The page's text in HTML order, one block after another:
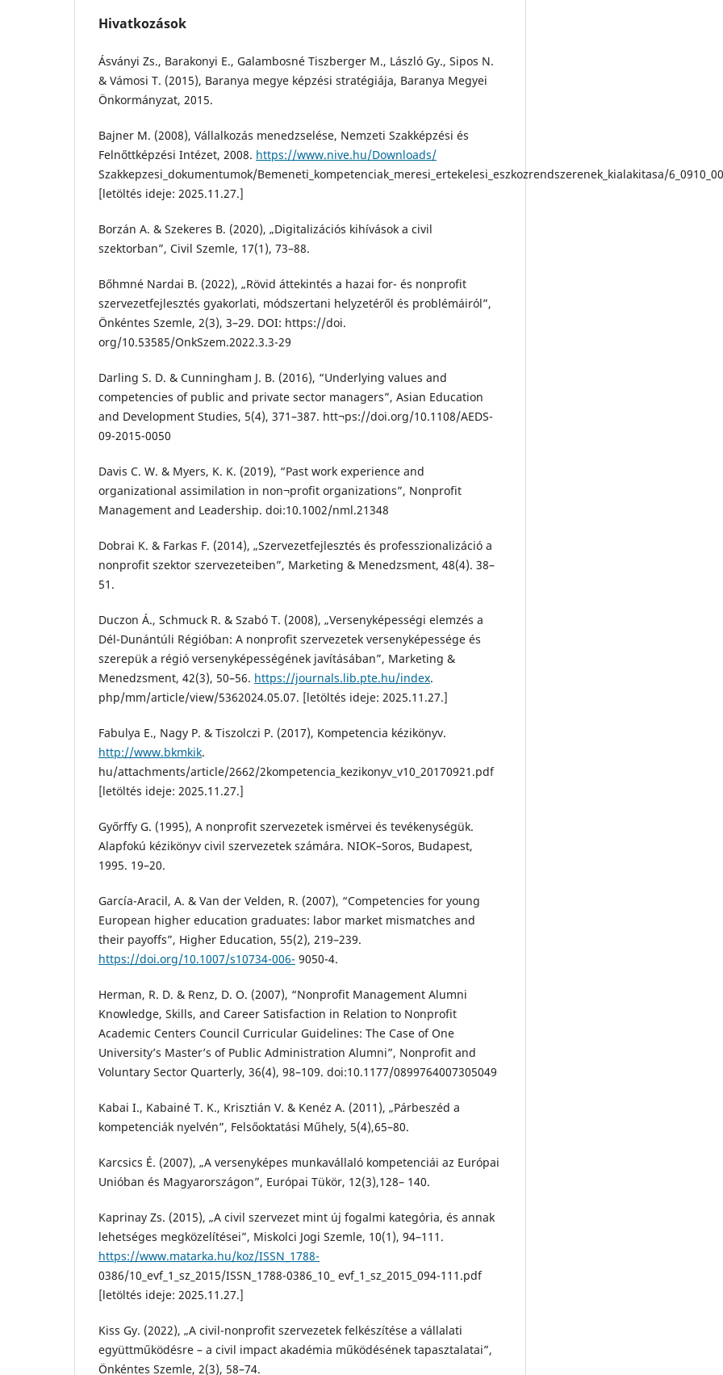
Hivatkozások
Ásványi Zs., Barakonyi E., Galambosné Tiszberger M., László Gy., Sipos N.
& Vámosi T. (2015), Baranya megye képzési stratégiája, Baranya Megyei
Önkormányzat, 2015.
Bajner M. (2008), Vállalkozás menedzselése, Nemzeti Szakképzési és
Felnőttképzési Intézet, 2008. https://www.nive.hu/Downloads/
Szakkepzesi_dokumentumok/Bemeneti_kompetenciak_meresi_ertekelesi_eszkozrendszerenek_kialakitasa/
[letöltés ideje: 2025.11.27.]
Borzán A. & Szekeres B. (2020), „Digitalizációs kihívások a civil
szektorban”, Civil Szemle, 17(1), 73–88.
Bőhmné Nardai B. (2022), „Rövid áttekintés a hazai for- és nonprofit
szervezetfejlesztés gyakorlati, módszertani helyzetéről és problémáiról”,
Önkéntes Szemle, 2(3), 3–29. DOI: https://doi.
org/10.53585/OnkSzem.2022.3.3-29
Darling S. D. & Cunningham J. B. (2016), “Underlying values and
competencies of public and private sector managers”, Asian Education
and Development Studies, 5(4), 371–387. htt¬ps://doi.org/10.1108/AEDS-
09-2015-0050
Davis C. W. & Myers, K. K. (2019), “Past work experience and
organizational assimilation in non¬profit organizations”, Nonprofit
Management and Leadership. doi:10.1002/nml.21348
Dobrai K. & Farkas F. (2014), „Szervezetfejlesztés és professzionalizáció a
nonprofit szektor szervezeteiben”, Marketing & Menedzsment, 48(4). 38–
51.
Duczon Á., Schmuck R. & Szabó T. (2008), „Versenyképességi elemzés a
Dél-Dunántúli Régióban: A nonprofit szervezetek versenyképessége és
szerepük a régió versenyképességének javításában”, Marketing &
Menedzsment, 42(3), 50–56. https://journals.lib.pte.hu/index.
php/mm/article/view/5362024.05.07. [letöltés ideje: 2025.11.27.]
Fabulya E., Nagy P. & Tiszolczi P. (2017), Kompetencia kézikönyv.
http://www.bkmkik.
hu/attachments/article/2662/2kompetencia_kezikonyv_v10_20170921.pdf
[letöltés ideje: 2025.11.27.]
Győrffy G. (1995), A nonprofit szervezetek ismérvei és tevékenységük.
Alapfokú kézikönyv civil szervezetek számára. NIOK–Soros, Budapest,
1995. 19–20.
García-Aracil, A. & Van der Velden, R. (2007), “Competencies for young
European higher education graduates: labor market mismatches and
their payoffs”, Higher Education, 55(2), 219–239.
https://doi.org/10.1007/s10734-006- 9050-4.
Herman, R. D. & Renz, D. O. (2007), “Nonprofit Management Alumni
Knowledge, Skills, and Career Satisfaction in Relation to Nonprofit
Academic Centers Council Curricular Guidelines: The Case of One
University’s Master’s of Public Administration Alumni”, Nonprofit and
Voluntary Sector Quarterly, 36(4), 98–109. doi:10.1177/0899764007305049
Kabai I., Kabainé T. K., Krisztián V. & Kenéz A. (2011), „Párbeszéd a
kompetenciák nyelvén”, Felsőoktatási Műhely, 5(4),65–80.
Karcsics É. (2007), „A versenyképes munkavállaló kompetenciái az Európai
Unióban és Magyarországon”, Európai Tükör, 12(3),128– 140.
Kaprinay Zs. (2015), „A civil szervezet mint új fogalmi kategória, és annak
lehetséges megközelítései”, Miskolci Jogi Szemle, 10(1), 94–111.
https://www.matarka.hu/koz/ISSN_1788-
0386/10_evf_1_sz_2015/ISSN_1788-0386_10_ evf_1_sz_2015_094-111.pdf
[letöltés ideje: 2025.11.27.]
Kiss Gy. (2022), „A civil-nonprofit szervezetek felkészítése a vállalati
együttműködésre – a civil impact akadémia működésének tapasztalatai”,
Önkéntes Szemle, 2(3), 58–74.